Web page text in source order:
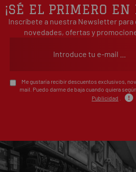
1
¡SÉ EL PRIMERO EN
Inscríbete a nuestra Newsletter
novedades, ofertas y
Me gustaría recibir descuentos exclusivos,
mail. Puedo darme de baja cuando quiera
Publicidad